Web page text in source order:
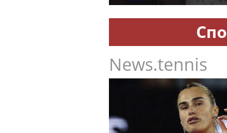
News.tennis